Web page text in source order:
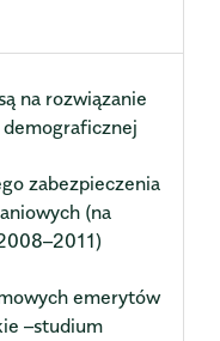
na rozwiązanie
zabezpieczenia
(na
emerytów
–studium